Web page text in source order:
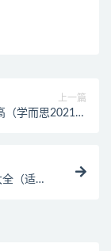
上一篇
（学而思2021年
（适合